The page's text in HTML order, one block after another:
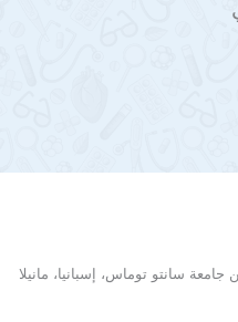
سانتو توماس، إسبانيا، مانيلا